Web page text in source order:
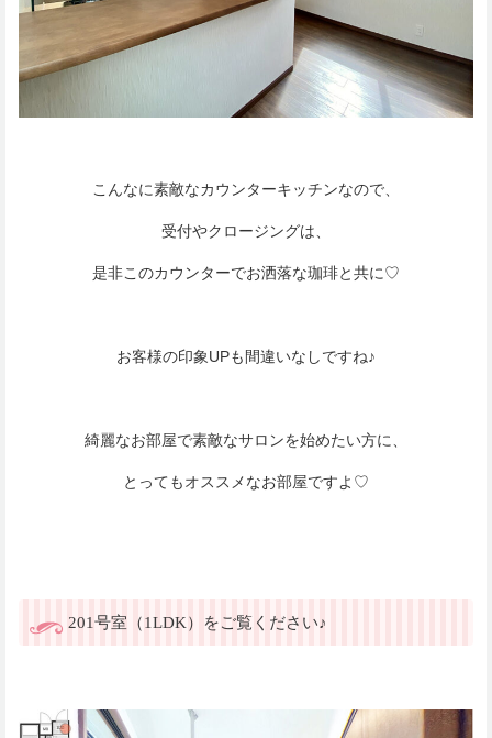
こんなに素敵なカウンターキッチンなので、
受付やクロージングは、
是非このカウンターでお洒落な珈琲と共に♡
お客様の印象UPも間違いなしですね♪
綺麗なお部屋で素敵なサロンを始めたい方に、
とってもオススメなお部屋ですよ♡
201号室（1LDK）をご覧ください♪